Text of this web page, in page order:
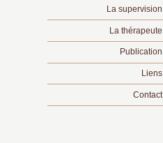
La supervision
La thérapeute
Publication
Liens
Contact